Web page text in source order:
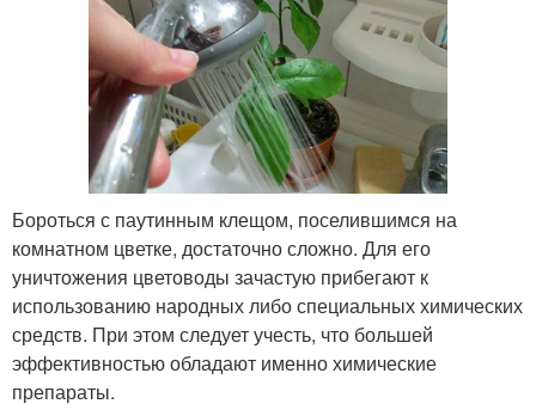
Бороться с паутинным клещом, поселившимся на
комнатном цветке, достаточно сложно. Для его
уничтожения цветоводы зачастую прибегают к
использованию народных либо специальных химических
средств. При этом следует учесть, что большей
эффективностью обладают именно химические
препараты.